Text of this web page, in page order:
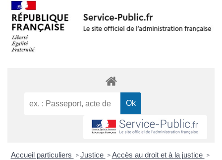
Accueil particuliers > Justice > Accès au droit et à la justice >